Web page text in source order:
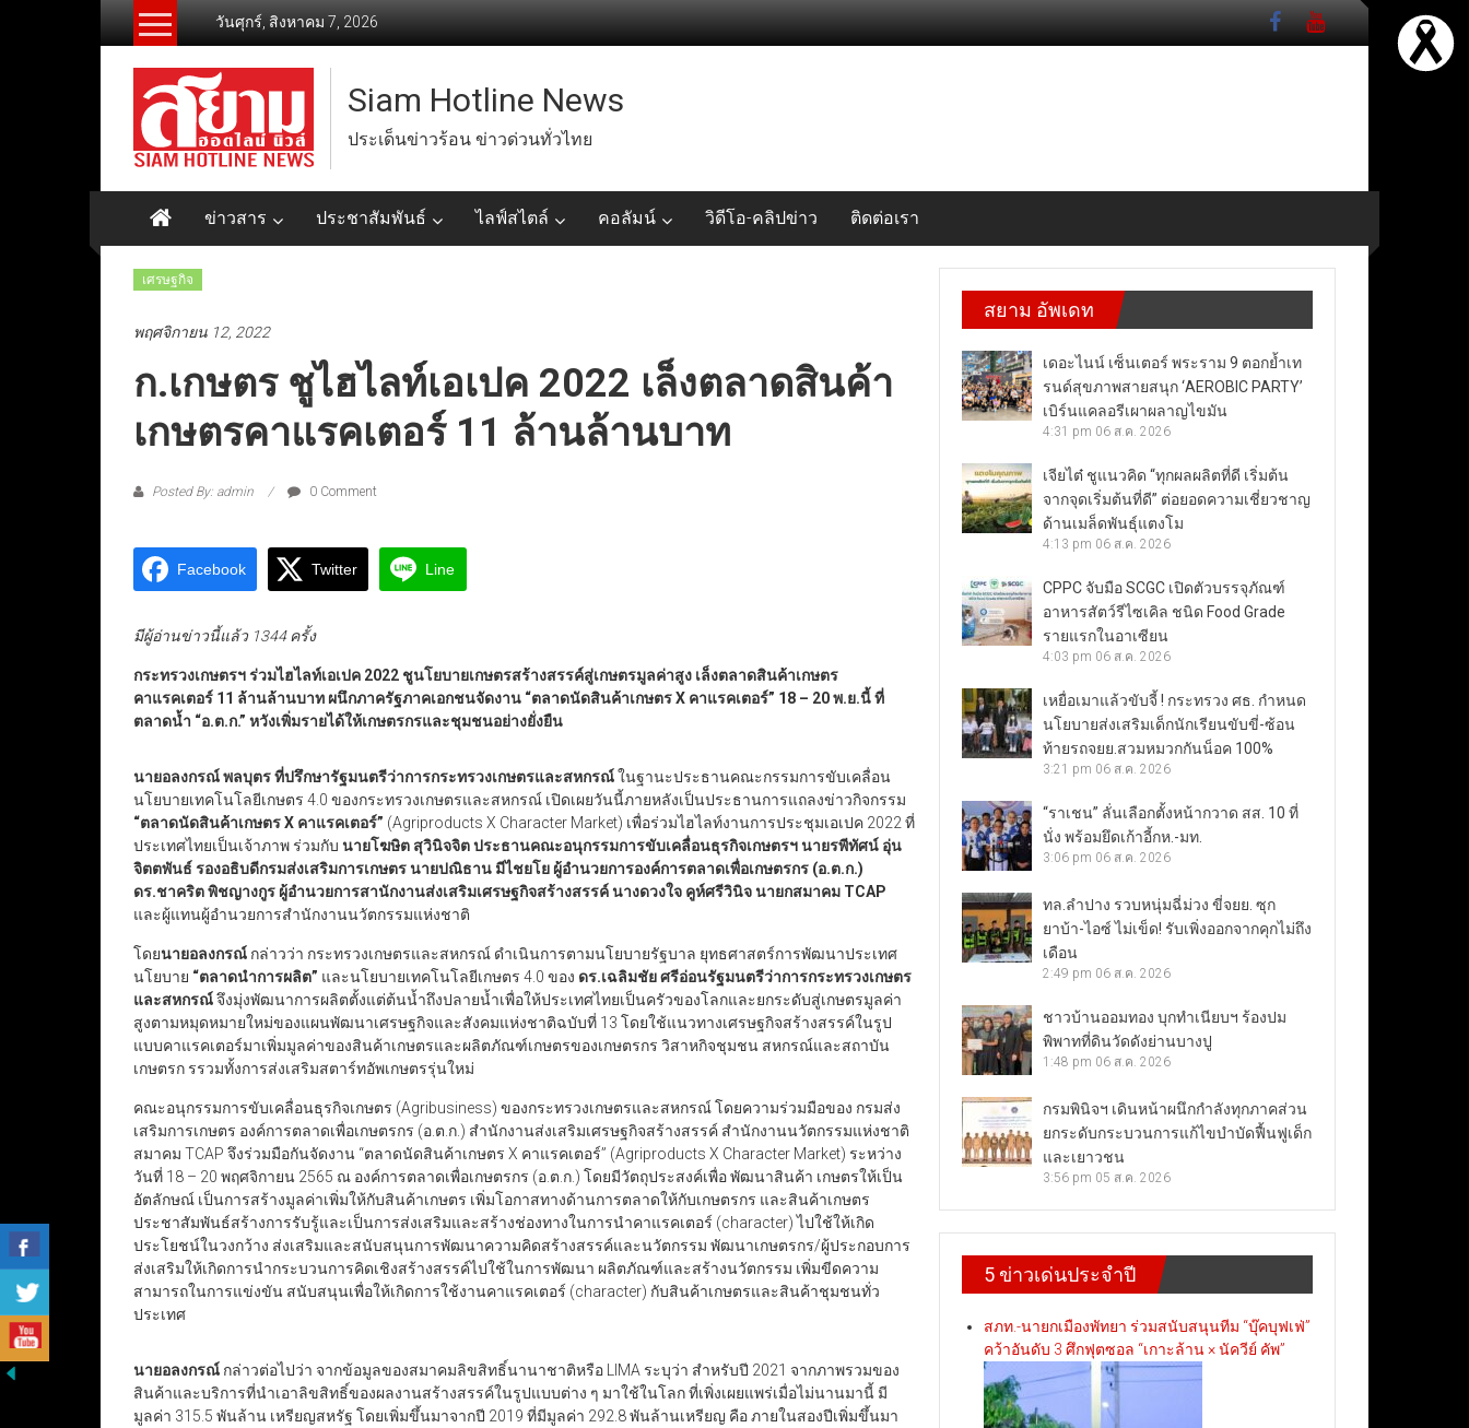
วันศุกร์, สิงหาคม 7, 2026
Siam Hotline News
ประเด็นข่าวร้อน ข่าวด่วนทั่วไทย
ข่าวสาร ประชาสัมพันธ์ ไลฟ์สไตล์ คอลัมน์ วิดีโอ-คลิปข่าว ติดต่อเรา
เศรษฐกิจ
พฤศจิกายน 12, 2022
ก.เกษตร ชูไฮไลท์เอเปค 2022 เล็งตลาดสินค้า
เกษตรคาแรคเตอร์ 11 ล้านล้านบาท
Posted By: admin 0 Comment
Facebook Twitter Line
มีผู้อ่านข่าวนี้แล้ว 1344 ครั้ง
กระทรวงเกษตรฯ ร่วมไฮไลท์เอเปค 2022 ชูนโยบายเกษตรสร้างสรรค์สู่เกษตรมูลค่าสูง เล็งตลาดสินค้าเกษตร
คาแรคเตอร์ 11 ล้านล้านบาท ผนึกภาครัฐภาคเอกชนจัดงาน “ตลาดนัดสินค้าเกษตร X คาแรคเตอร์” 18 – 20 พ.ย.นี้ ที่
ตลาดน้ำ “อ.ต.ก.” หวังเพิ่มรายได้ให้เกษตรกรและชุมชนอย่างยั่งยืน
นายอลงกรณ์ พลบุตร ที่ปรึกษารัฐมนตรีว่าการกระทรวงเกษตรและสหกรณ์ในฐานะประธานคณะกรรมการขับเคลื่อน
นโยบายเทคโนโลยีเกษตร 4.0 ของกระทรวงเกษตรและสหกรณ์ เปิดเผยวันนี้ภายหลังเป็นประธานการแถลงข่าวกิจกรรม
“ตลาดนัดสินค้าเกษตรX คาแรคเตอร์” (Agriproducts X Character Market) เพื่อร่วมไฮไลท์งานการประชุมเอเปค 2022 ที่
ประเทศไทยเป็นเจ้าภาพ ร่วมกับ นายโฆษิต สุวินิจจิต ประธานคณะอนุกรรมการขับเคลื่อนธุรกิจเกษตรฯนายรพีทัศน์ อุ่น
จิตตพันธ์ รองอธิบดีกรมส่งเสริมการเกษตรนายปณิธาน มีไชยโย ผู้อำนวยการองค์การตลาดเพื่อเกษตรกร (อ.ต.ก.)
ดร.ชาคริต พิชญางกูร ผู้อำนวยการสานักงานส่งเสริมเศรษฐกิจสร้างสรรค์ นางดวงใจ คูห์ศรีวินิจ นายกสมาคม TCAP
และผู้แทนผู้อำนวยการสำนักงานนวัตกรรมแห่งชาติ
โดยนายอลงกรณ์ กล่าวว่า กระทรวงเกษตรและสหกรณ์ ดำเนินการตามนโยบายรัฐบาล ยุทธศาสตร์การพัฒนาประเทศ
นโยบาย “ตลาดนำการผลิต” และนโยบายเทคโนโลยีเกษตร 4.0 ของ ดร.เฉลิมชัย ศรีอ่อนรัฐมนตรีว่าการกระทรวงเกษตร
และสหกรณ์จึงมุ่งพัฒนาการผลิตตั้งแต่ต้นน้ำถึงปลายน้ำเพื่อให้ประเทศไทยเป็นครัวของโลกและยกระดับสู่เกษตรมูลค่า
สูงตามหมุดหมายใหม่ของแผนพัฒนาเศรษฐกิจและสังคมแห่งชาติฉบับที่ 13 โดยใช้แนวทางเศรษฐกิจสร้างสรรค์ในรูป
แบบคาแรคเตอร์มาเพิ่มมูลค่าของสินค้าเกษตรและผลิตภัณฑ์เกษตรของเกษตรกร วิสาหกิจชุมชน สหกรณ์และสถาบัน
เกษตรก รรวมทั้งการส่งเสริมสตาร์ทอัพเกษตรรุ่นใหม่
คณะอนุกรรมการขับเคลื่อนธุรกิจเกษตร (Agribusiness) ของกระทรวงเกษตรและสหกรณ์ โดยความร่วมมือของ กรมส่ง
เสริมการเกษตร องค์การตลาดเพื่อเกษตรกร (อ.ต.ก.) สำนักงานส่งเสริมเศรษฐกิจสร้างสรรค์ สำนักงานนวัตกรรมแห่งชาติ
สมาคม TCAP จึงร่วมมือกันจัดงาน “ตลาดนัดสินค้าเกษตร X คาแรคเตอร์” (Agriproducts X Character Market) ระหว่าง
วันที่ 18 – 20 พฤศจิกายน 2565 ณ องค์การตลาดเพื่อเกษตรกร (อ.ต.ก.) โดยมีวัตถุประสงค์เพื่อ พัฒนาสินค้า เกษตรให้เป็น
อัตลักษณ์ เป็นการสร้างมูลค่าเพิ่มให้กับสินค้าเกษตร เพิ่มโอกาสทางด้านการตลาดให้กับเกษตรกร และสินค้าเกษตร
ประชาสัมพันธ์สร้างการรับรู้และเป็นการส่งเสริมและสร้างช่องทางในการนำคาแรคเตอร์ (character) ไปใช้ให้เกิด
ประโยชน์ในวงกว้าง ส่งเสริมและสนับสนุนการพัฒนาความคิดสร้างสรรค์และนวัตกรรม พัฒนาเกษตรกร/ผู้ประกอบการ
ส่งเสริมให้เกิดการนำกระบวนการคิดเชิงสร้างสรรค์ไปใช้ในการพัฒนา ผลิตภัณฑ์และสร้างนวัตกรรม เพิ่มขีดความ
สามารถในการแข่งขัน สนับสนุนเพื่อให้เกิดการใช้งานคาแรคเตอร์ (character) กับสินค้าเกษตรและสินค้าชุมชนทั่ว
ประเทศ
นายอลงกรณ์ กล่าวต่อไปว่า จากข้อมูลของสมาคมลิขสิทธิ์นานาชาติหรือ LIMA ระบุว่า สำหรับปี 2021 จากภาพรวมของ
สินค้าและบริการที่นำเอาลิขสิทธิ์ของผลงานสร้างสรรค์ในรูปแบบต่าง ๆ มาใช้ในโลก ที่เพิ่งเผยแพร่เมื่อไม่นานมานี้ มี
มูลค่า 315.5 พันล้าน เหรียญสหรัฐ โดยเพิ่มขึ้นมาจากปี 2019 ที่มีมูลค่า 292.8 พันล้านเหรียญ คือ ภายในสองปีเพิ่มขึ้นมา
สยาม อัพเดท
เดอะไนน์ เซ็นเตอร์ พระราม 9 ตอกย้ำเท
รนด์สุขภาพสายสนุก ‘AEROBIC PARTY’
เบิร์นแคลอรีเผาผลาญไขมัน
4:31 pm 06 ส.ค. 2026
เจียไต๋ ชูแนวคิด “ทุกผลผลิตที่ดี เริ่มต้น
จากจุดเริ่มต้นที่ดี” ต่อยอดความเชี่ยวชาญ
ด้านเมล็ดพันธุ์แตงโม
4:13 pm 06 ส.ค. 2026
CPPC จับมือ SCGC เปิดตัวบรรจุภัณฑ์
อาหารสัตว์รีไซเคิล ชนิด Food Grade
รายแรกในอาเซียน
4:03 pm 06 ส.ค. 2026
เหยื่อเมาแล้วขับจี้ ! กระทรวง ศธ. กำหนด
นโยบายส่งเสริมเด็กนักเรียนขับขี่-ซ้อน
ท้ายรถจยย.สวมหมวกกันน็อค 100%
3:21 pm 06 ส.ค. 2026
“ราเชน” ลั่นเลือกตั้งหน้ากวาด สส. 10 ที่
นั่ง พร้อมยึดเก้าอี้กห.-มท.
3:06 pm 06 ส.ค. 2026
ทล.ลำปาง รวบหนุ่มฉี่ม่วง ขี่จยย. ซุก
ยาบ้า-ไอซ์ ไม่เข็ด! รับเพิ่งออกจากคุกไม่ถึง
เดือน
2:49 pm 06 ส.ค. 2026
ชาวบ้านออมทอง บุกทำเนียบฯ ร้องปม
พิพาทที่ดินวัดดังย่านบางปู
1:48 pm 06 ส.ค. 2026
กรมพินิจฯ เดินหน้าผนึกกำลังทุกภาคส่วน
ยกระดับกระบวนการแก้ไขบำบัดฟื้นฟูเด็ก
และเยาวชน
3:56 pm 05 ส.ค. 2026
5 ข่าวเด่นประจำปี
สภท.-นายกเมืองพัทยา ร่วมสนับสนุนทีม “บุ๊คบุฟเฟ่”
คว้าอันดับ 3 ศึกฟุตซอล “เกาะล้าน × นัควีย์ คัพ”